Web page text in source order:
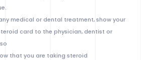
medical or dental treatment, show your
card to the physician, dentist or
that you are taking steroid